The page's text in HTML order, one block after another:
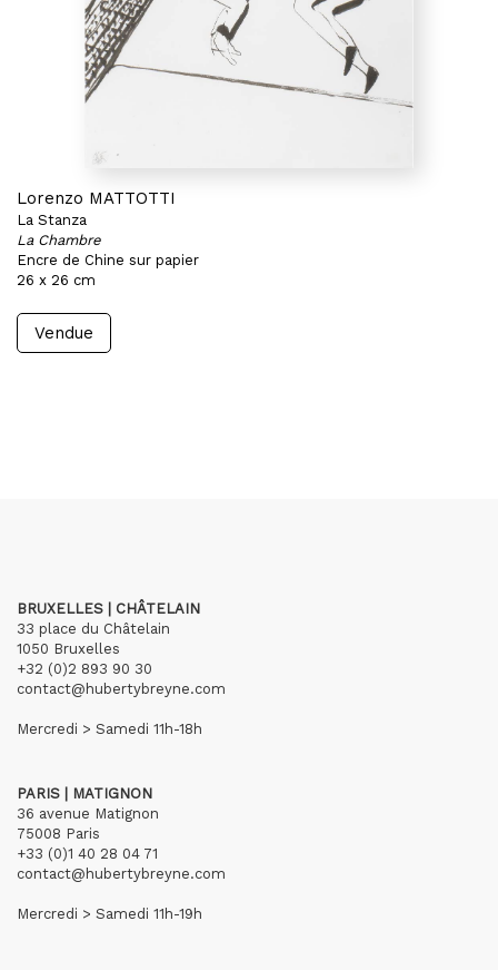
Lorenzo MATTOTTI
La Stanza
La Chambre
Encre de Chine sur papier
26 x 26 cm
Vendue
BRUXELLES | CHÂTELAIN
33 place du Châtelain
1050 Bruxelles
+32 (0)2 893 90 30
contact@hubertybreyne.com
Mercredi > Samedi 11h-18h
PARIS | MATIGNON
36 avenue Matignon
75008 Paris
+33 (0)1 40 28 04 71
contact@hubertybreyne.com
Mercredi > Samedi 11h-19h